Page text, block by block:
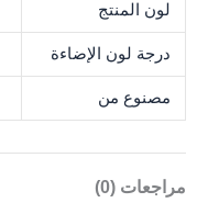
لون المنتج
درجة لون الإضاءة
مصنوع من
مراجعات (0)